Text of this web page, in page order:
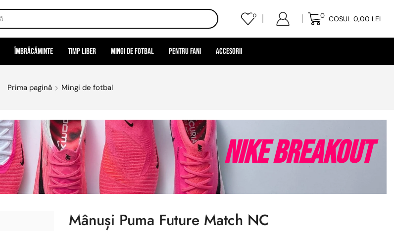
0 0 COSUL 0,00 LEI
Îmbrăcăminte Timp liber Mingi de fotbal Pentru Fani Accesorii
Prima pagină Mingi de fotbal
Nike Breakout
Mânuși Puma Future Match NC